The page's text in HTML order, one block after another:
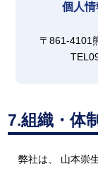
個人情
〒861-4101
7.組織・体制
弊社は、 山本崇